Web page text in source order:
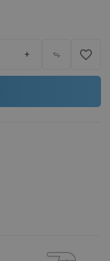
+ favorite_border